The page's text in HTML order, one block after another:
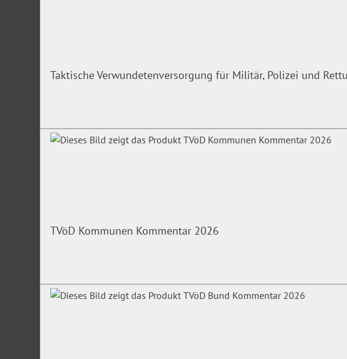
Taktische Verwundetenversorgung für Militär, Polizei und
TVöD Kommunen Kommentar 2026